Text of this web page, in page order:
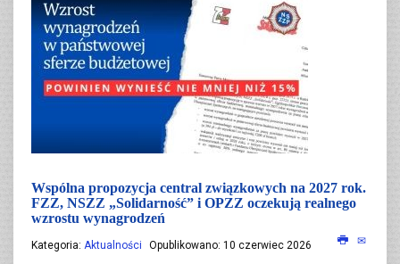
Wspólna propozycja central związkowych na 2027 rok.
FZZ, NSZZ „Solidarność” i OPZZ oczekują realnego
wzrostu wynagrodzeń
Kategoria: Aktualności Opublikowano: 10 czerwiec 2026